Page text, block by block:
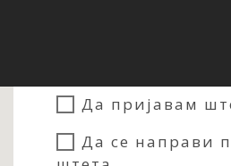
Да пријавам
Да се направи